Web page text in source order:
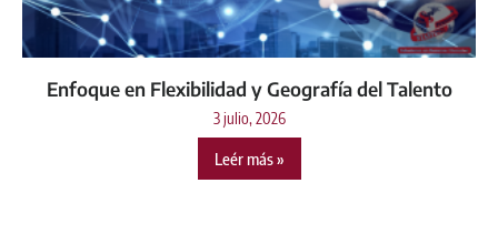
Enfoque en Flexibilidad y Geografía del Talento
3 julio, 2026
Leér más »